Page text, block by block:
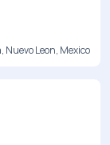
Nuevo Leon, Mexico